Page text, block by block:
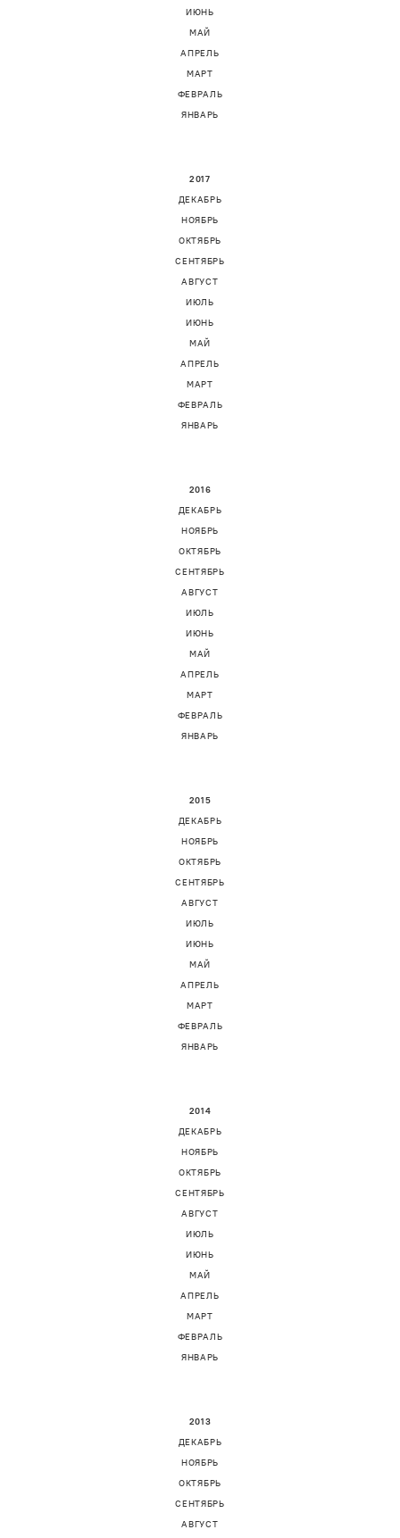
ИЮНЬ
МАЙ
АПРЕЛЬ
МАРТ
ФЕВРАЛЬ
ЯНВАРЬ
2017
ДЕКАБРЬ
НОЯБРЬ
ОКТЯБРЬ
СЕНТЯБРЬ
АВГУСТ
ИЮЛЬ
ИЮНЬ
МАЙ
АПРЕЛЬ
МАРТ
ФЕВРАЛЬ
ЯНВАРЬ
2016
ДЕКАБРЬ
НОЯБРЬ
ОКТЯБРЬ
СЕНТЯБРЬ
АВГУСТ
ИЮЛЬ
ИЮНЬ
МАЙ
АПРЕЛЬ
МАРТ
ФЕВРАЛЬ
ЯНВАРЬ
2015
ДЕКАБРЬ
НОЯБРЬ
ОКТЯБРЬ
СЕНТЯБРЬ
АВГУСТ
ИЮЛЬ
ИЮНЬ
МАЙ
АПРЕЛЬ
МАРТ
ФЕВРАЛЬ
ЯНВАРЬ
2014
ДЕКАБРЬ
НОЯБРЬ
ОКТЯБРЬ
СЕНТЯБРЬ
АВГУСТ
ИЮЛЬ
ИЮНЬ
МАЙ
АПРЕЛЬ
МАРТ
ФЕВРАЛЬ
ЯНВАРЬ
2013
ДЕКАБРЬ
НОЯБРЬ
ОКТЯБРЬ
СЕНТЯБРЬ
АВГУСТ